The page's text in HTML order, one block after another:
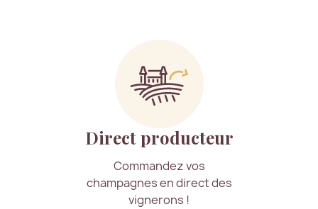
Direct producteur
Commandez vos
champagnes en direct des
vignerons !